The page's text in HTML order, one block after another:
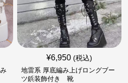
¥6,950 (税込)
地雷系 厚底編み上げロングブー
ツ鋲装飾付き 靴